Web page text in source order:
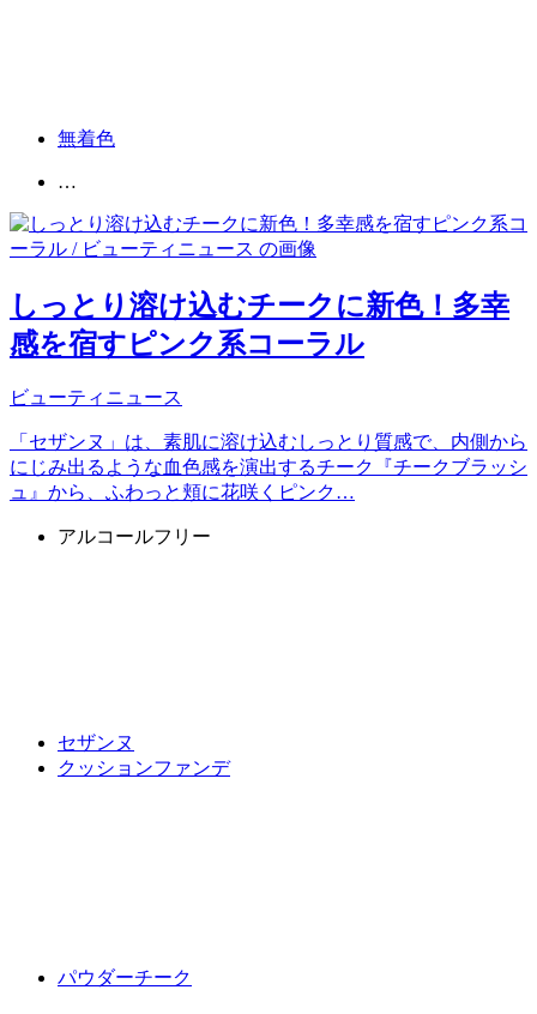
無着色
…
しっとり溶け込むチークに新色！多幸
感を宿すピンク系コーラル
ビューティニュース
「セザンヌ」は、素肌に溶け込むしっとり質感で、内側から
にじみ出るような血色感を演出するチーク『チークブラッシ
ュ』から、ふわっと頬に花咲くピンク…
アルコールフリー
セザンヌ
クッションファンデ
パウダーチーク